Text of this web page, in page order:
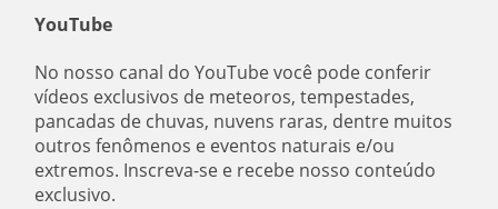
YouTube
No nosso canal do YouTube você pode conferir
vídeos exclusivos de meteoros, tempestades,
pancadas de chuvas, nuvens raras, dentre muitos
outros fenômenos e eventos naturais e/ou
extremos. Inscreva-se e recebe nosso conteúdo
exclusivo.